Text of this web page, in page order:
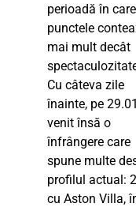
perioadă în care
punctele
mai mult decât
Cu câteva zile
înainte, pe
venit însă o
înfrângere care
spune multe
profilul actual:
cu Aston Villa,